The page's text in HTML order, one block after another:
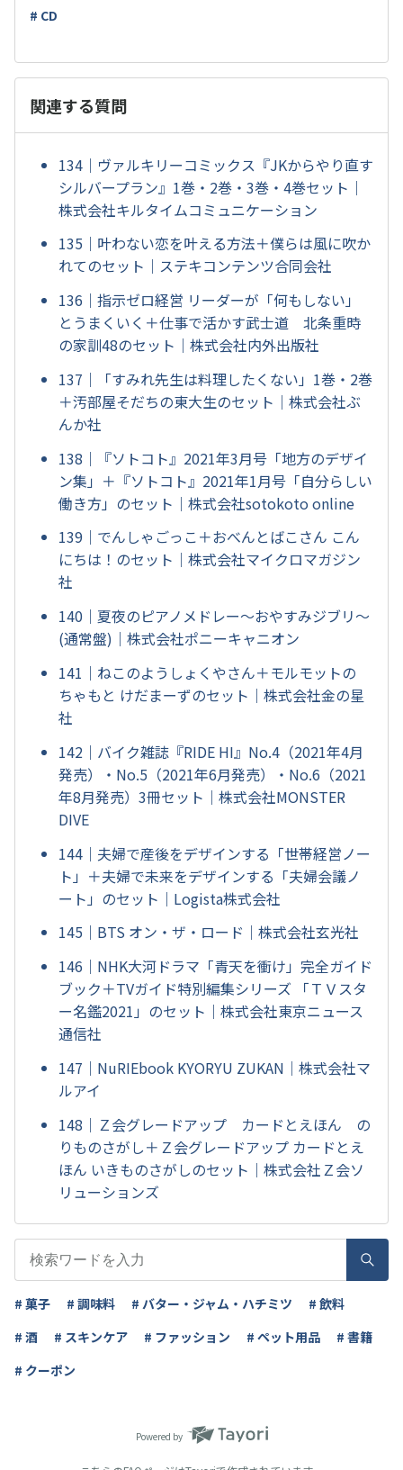
# CD
関連する質問
134｜ヴァルキリーコミックス『JKからやり直す
シルバープラン』1巻・2巻・3巻・4巻セット｜
株式会社キルタイムコミュニケーション
135｜叶わない恋を叶える方法＋僕らは風に吹か
れてのセット｜ステキコンテンツ合同会社
136｜指示ゼロ経営 リーダーが「何もしない」
とうまくいく＋仕事で活かす武士道 北条重時
の家訓48のセット｜株式会社内外出版社
137｜「すみれ先生は料理したくない」1巻・2巻
＋汚部屋そだちの東大生のセット｜株式会社ぶ
んか社
138｜『ソトコト』2021年3月号「地方のデザイ
ン集」＋『ソトコト』2021年1月号「自分らしい
働き方」のセット｜株式会社sotokoto online
139｜でんしゃごっこ＋おべんとばこさん こん
にちは！のセット｜株式会社マイクロマガジン
社
140｜夏夜のピアノメドレー～おやすみジブリ～
(通常盤)｜株式会社ポニーキャニオン
141｜ねこのようしょくやさん＋モルモットの
ちゃもと けだまーずのセット｜株式会社金の星
社
142｜バイク雑誌『RIDE HI』No.4（2021年4月
発売）・No.5（2021年6月発売）・No.6（2021
年8月発売）3冊セット｜株式会社MONSTER
DIVE
144｜夫婦で産後をデザインする「世帯経営ノー
ト」＋夫婦で未来をデザインする「夫婦会議ノ
ート」のセット｜Logista株式会社
145｜BTS オン・ザ・ロード｜株式会社玄光社
146｜NHK大河ドラマ「青天を衝け」完全ガイド
ブック＋TVガイド特別編集シリーズ 「ＴＶスタ
ー名鑑2021」のセット｜株式会社東京ニュース
通信社
147｜NuRIEbook KYORYU ZUKAN｜株式会社マ
ルアイ
148｜Ｚ会グレードアップ カードとえほん の
りものさがし＋Ｚ会グレードアップ カードとえ
ほん いきものさがしのセット｜株式会社Ｚ会ソ
リューションズ
# 菓子 # 調味料 # バター・ジャム・ハチミツ
# 飲料
# 酒
# スキンケア # ファッション # ペット用品
# 書籍
# クーポン
Powered by